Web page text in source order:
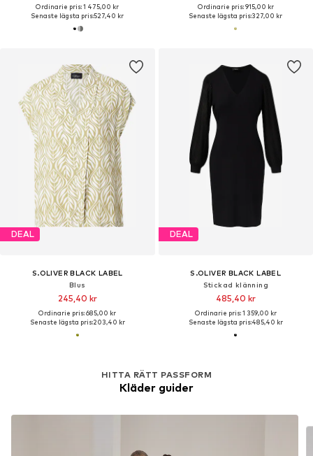
Ordinarie pris: 1 475,00 kr
Senaste lägsta pris:527,40 kr
Ordinarie pris: 915,00 kr
Senaste lägsta pris:327,00 kr
DEAL
S.OLIVER BLACK LABEL
Blus
245,40 kr
Ordinarie pris: 685,00 kr
Senaste lägsta pris:203,40 kr
DEAL
S.OLIVER BLACK LABEL
Stickad klänning
485,40 kr
Ordinarie pris: 1 359,00 kr
Senaste lägsta pris:485,40 kr
HITTA RÄTT PASSFORM
Kläder guider